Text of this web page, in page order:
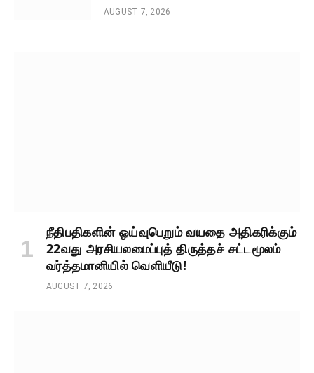
AUGUST 7, 2026
நீதிபதிகளின் ஓய்வுபெறும் வயதை அதிகரிக்கும்
22வது அரசியலமைப்புத் திருத்தச் சட்டமூலம்
வர்த்தமானியில் வெளியீடு!
AUGUST 7, 2026